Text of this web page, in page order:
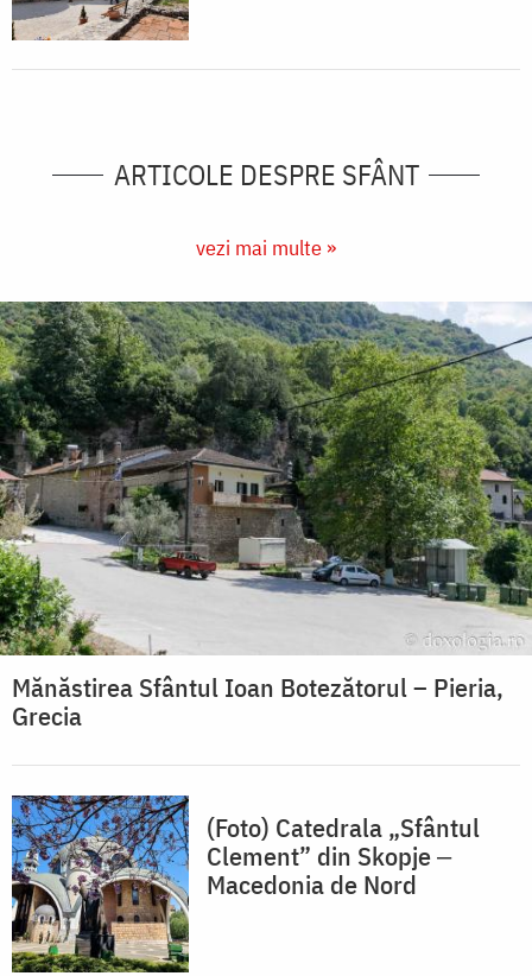
ARTICOLE DESPRE SFÂNT
vezi mai multe »
Mănăstirea Sfântul Ioan Botezătorul – Pieria,
Grecia
(Foto) Catedrala „Sfântul
Clement” din Skopje ‒
Macedonia de Nord